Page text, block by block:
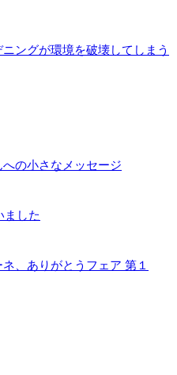
ングが環境を破壊してしまう
の小さなメッセージ
ました
、ありがとうフェア 第１